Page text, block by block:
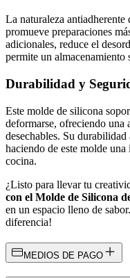
La naturaleza
promueve preparaciones
adicionales, reduce el
permite un almacenamiento
Durabilidad y
Este molde de silicona
deformarse, ofreciendo una
desechables. Su
haciendo de este molde
cocina.
¿Listo para llevar tu
con el Molde de Silicona
en un espacio lleno de
diferencia!
MEDIOS DE PAGO